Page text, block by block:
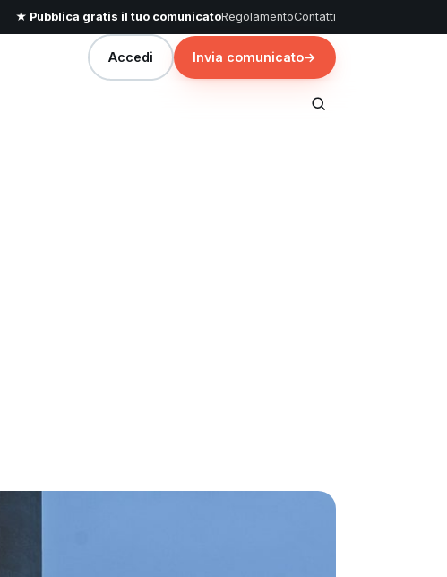
★ Pubblica gratis il tuo comunicatoRegolamentoContatti
Accedi Invia comunicato→